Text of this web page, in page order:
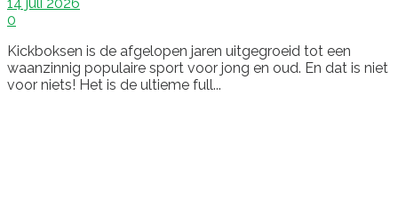
0
Kickboksen is de afgelopen jaren uitgegroeid tot een
waanzinnig populaire sport voor jong en oud. En dat is niet
voor niets! Het is de ultieme full...